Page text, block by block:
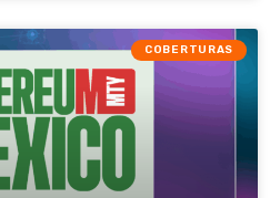
COBERTURAS